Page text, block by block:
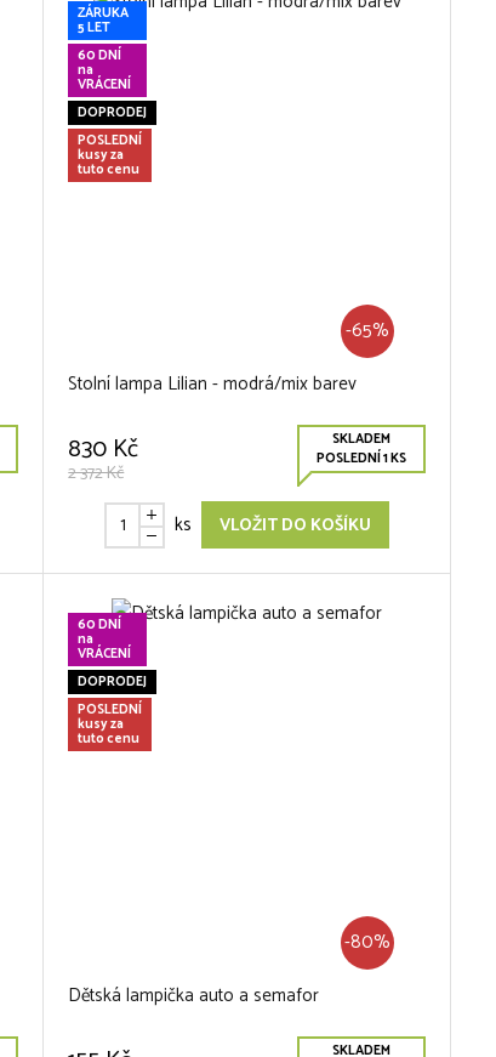
ZÁRUKA
5 LET
60 DNÍ
na
VRÁCENÍ
DOPRODEJ
POSLEDNÍ
kusy za
tuto cenu
-65%
Stolní lampa Lilian - modrá/mix barev
830 Kč
2 372 Kč
SKLADEM
POSLEDNÍ 1 KS
ks VLOŽIT DO KOŠÍKU
60 DNÍ
na
VRÁCENÍ
DOPRODEJ
POSLEDNÍ
kusy za
tuto cenu
-80%
Dětská lampička auto a semafor
SKLADEM